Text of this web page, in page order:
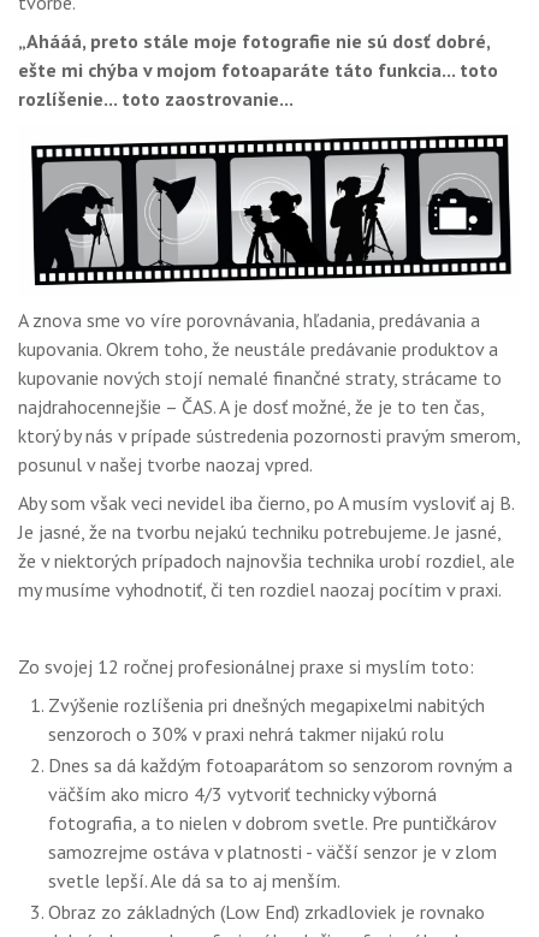
„Ahááá, preto stále moje fotografie nie sú dosť dobré,
ešte mi chýba v mojom fotoaparáte táto funkcia... toto
rozlíšenie... toto zaostrovanie...
A znova sme vo víre porovnávania, hľadania, predávania a
kupovania. Okrem toho, že neustále predávanie produktov a
kupovanie nových stojí nemalé finančné straty, strácame to
najdrahocennejšie – ČAS. A je dosť možné, že je to ten čas,
ktorý by nás v prípade sústredenia pozornosti pravým smerom,
posunul v našej tvorbe naozaj vpred.
Aby som však veci nevidel iba čierno, po A musím vysloviť aj B.
Je jasné, že na tvorbu nejakú techniku potrebujeme. Je jasné,
že v niektorých prípadoch najnovšia technika urobí rozdiel, ale
my musíme vyhodnotiť, či ten rozdiel naozaj pocítim v praxi.
Zo svojej 12 ročnej profesionálnej praxe si myslím toto:
Zvýšenie rozlíšenia pri dnešných megapixelmi nabitých
senzoroch o 30% v praxi nehrá takmer nijakú rolu
Dnes sa dá každým fotoaparátom so senzorom rovným a
väčším ako micro 4/3 vytvoriť technicky výborná
fotografia, a to nielen v dobrom svetle. Pre puntičkárov
samozrejme ostáva v platnosti - väčší senzor je v zlom
svetle lepší. Ale dá sa to aj menším.
Obraz zo základných (Low End) zrkadloviek je rovnako